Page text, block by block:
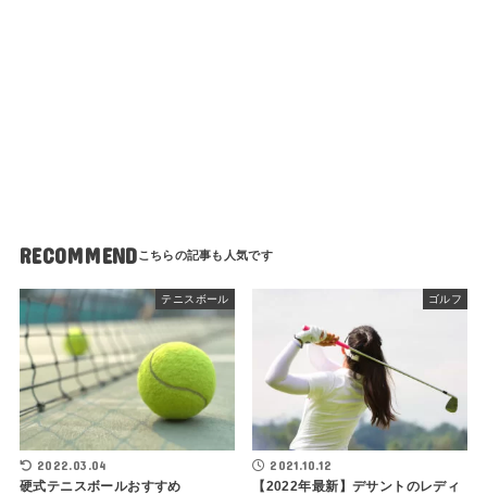
RECOMMEND
テニスボール
2022.03.04
硬式テニスボールおすすめ
ゴルフ
2021.10.12
【2022年最新】デサントのレディ